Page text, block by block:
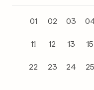
01 02 03
11 12 13 15
22 23 24 25